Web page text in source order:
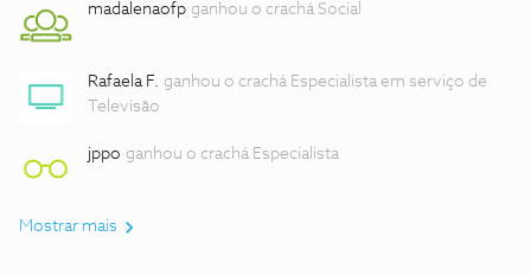
madalenaofp ganhou o crachá Social
Rafaela F. ganhou o crachá Especialista em serviço de
Televisão
jppo ganhou o crachá Especialista
Mostrar mais